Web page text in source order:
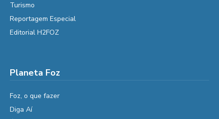
Turismo
Reportagem Especial
Editorial H2FOZ
Planeta Foz
Foz, o que fazer
Diga Aí